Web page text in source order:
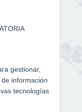
gestionar,
información
tecnologías